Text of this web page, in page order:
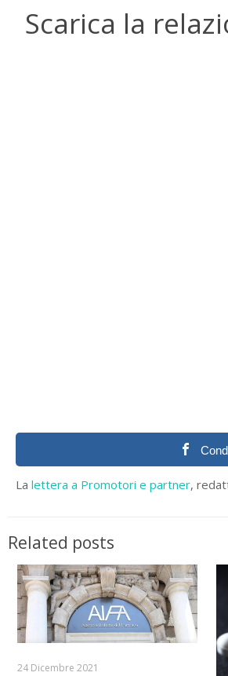
Scarica la
Lalettera a Promotori e partner,
Related posts
24 Dicembre 2021